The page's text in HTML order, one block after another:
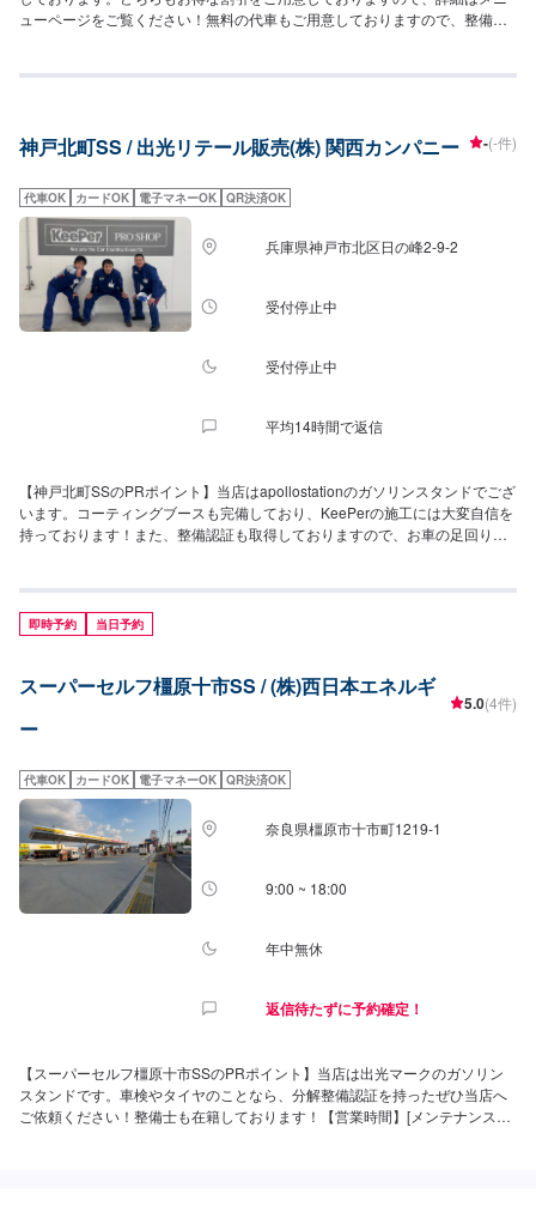
ューページをご覧ください！無料の代車もご用意しておりますので、整備に
8:00~21:00【サービスルームの詳細】✅椅子✅トイレ✅ゴミ箱✅自販機✅ドリ
整備はぜひ当店にお任せください！KeePerコーティングについてはEXが1
すので、ぜひ当店にお任せください！【アクセス】当店は大開通りの出光
(apollostation)でございます。新開地駅、ロイヤルホストのすぐそばにありま
神戸北町SS / 出光リテール販売(株) 関西カンパニー -(-件)
代車OK カードOK 電子マネーOK QR決済OK
兵庫県神戸市北区日の峰2-9-2
受付停止中
受付停止中
平均14時間で返信
【神戸北町SSのPRポイント】当店はapollostationのガソリンスタンドでござ
います。コーティングブースも完備しており、KeePerの施工には大変自信を
持っております！また、整備認証も取得しておりますので、お車の足回りの
ペーン】当店ではドライブオン会員で3円/L引き、ドライブペイで2円/L引き
にてガソリン・軽油をご提供しております。【サービスルームの詳細】✅椅
子✅トイレ✅ゴミ箱✅自販機を設置しております。お気軽にご利用ください。
ます。KeePerの資格に関しましては、EXが2名、1級が4名在籍しております
のでコーティングも是非ご依頼ください！【アクセス】当店は長田箕谷線沿
い、日の峰2丁目交差点のすぐそばにございます。道路向かいには「コープデ
即時予約 当日予約
スーパーセルフ橿原十市SS / (株)西日本エネルギ
ー
5.0(4件)
代車OK カードOK 電子マネーOK QR決済OK
奈良県橿原市十市町1219-1
9:00 ~ 18:00
年中無休
返信待たずに予約確定！
【スーパーセルフ橿原十市SSのPRポイント】当店は出光マークのガソリン
スタンドです。車検やタイヤのことなら、分解整備認証を持ったぜひ当店へ
ご依頼ください！整備士も在籍しております！【営業時間】[メンテナンス受